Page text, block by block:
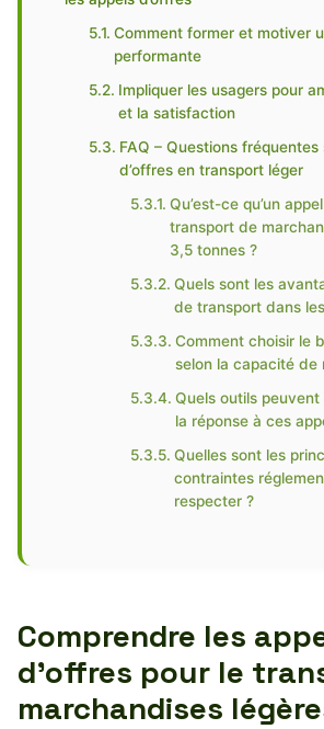
Comment former et motiver
performante
Impliquer les usagers pour
et la satisfaction
FAQ – Questions fréquentes
d’offres en transport léger
Qu’est-ce qu’un
transport de
3,5 tonnes ?
Quels sont les
de transport dans
Comment choisir le
selon la capacité de
Quels outils
la réponse à ces
Quelles sont les
contraintes
respecter ?
Comprendre les
d’offres pour le
marchandises